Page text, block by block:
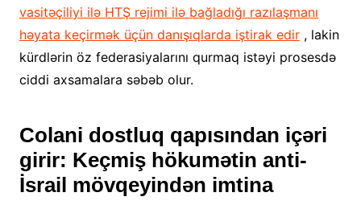
vasitəçiliyi ilə HTŞ rejimi ilə bağladığı razılaşmanı
həyata keçirmək üçün danışıqlarda iştirak edir, lakin
kürdlərin öz federasiyalarını qurmaq istəyi prosesdə
ciddi axsamalara səbəb olur.
Colani dostluq qapısından içəri
girir: Keçmiş hökumətin anti-
İsrail mövqeyindən imtina